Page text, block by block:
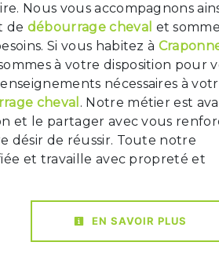
Nous vous accompagnons
de débourrage cheval et
Si vous habitez à
à votre disposition pour
nécessaires à
cheval . Notre métier est
et le partager avec vous
désir de réussir. Toute notre
et travaille avec propreté et
EN SAVOIR PLUS